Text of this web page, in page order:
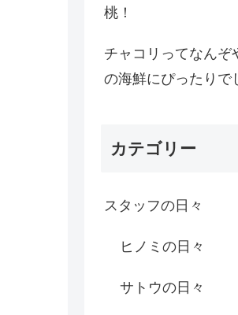
桃！
チャコリってなんぞ
の海鮮にぴったり
カテゴリー
スタッフの日々
ヒノミの日々
サトウの日々